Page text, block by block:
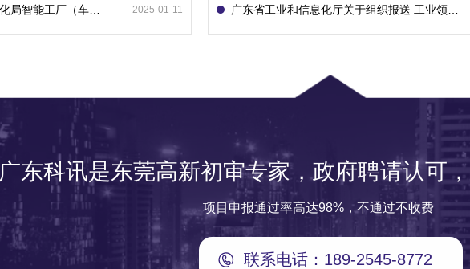
2025-01-11
广东科讯是东莞高新初审专家，政府聘请认可
项目申报通过率高达98%，不通过不收费
联系电话：189-2545-8772